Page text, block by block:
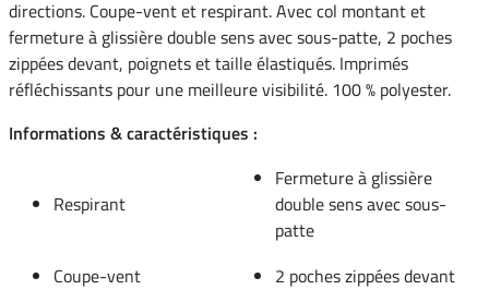
directions. Coupe-vent et respirant. Avec col montant et
fermeture à glissière double sens avec sous-patte, 2 poches
zippées devant, poignets et taille élastiqués. Imprimés
réfléchissants pour une meilleure visibilité. 100 % polyester.
Informations & caractéristiques :
Respirant
Fermeture à glissière
double sens avec sous-
patte
Coupe-vent
2 poches zippées devant